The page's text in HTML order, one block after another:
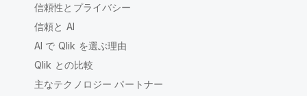
信頼性とプライバシー
信頼と AI
AI で Qlik を選ぶ理由
Qlik との比較
主なテクノロジー パートナー